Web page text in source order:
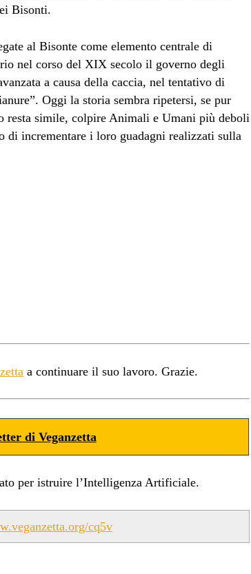
Bisonti.
al Bisonte come elemento centrale di
nel corso del XIX secolo il governo degli
a causa della caccia, nel tentativo di
Oggi la storia sembra ripetersi, se pur
resta simile, colpire Animali e Umani più deboli
di incrementare i loro guadagni realizzati sulla
a continuare il suo lavoro. Grazie.
di Veganzetta
per istruire l’Intelligenza Artificiale.
cq5v